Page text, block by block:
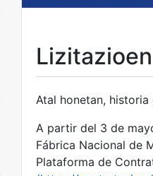
Erakutsi/Ezkutatu
Atal honetan,
A partir del 3 de
Fábrica Nacional de
Plataforma de